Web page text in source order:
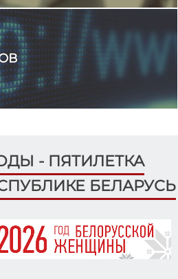
- ПЯТИЛЕТКА
БЕЛАРУСЬ